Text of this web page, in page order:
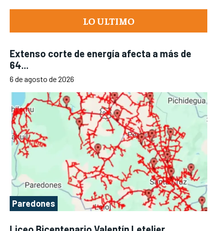
LO ULTIMO
Extenso corte de energía afecta a más de
64...
6 de agosto de 2026
Paredones